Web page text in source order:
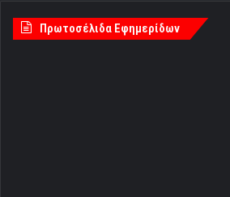
Πρωτοσέλιδα Εφημερίδων